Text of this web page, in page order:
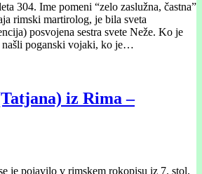
304. Ime pomeni “zelo zaslužna, častna”
rimski martirolog, je bila sveta
posvojena sestra svete Neže. Ko je
našli poganski vojaki, ko je…
iz Rima –
je pojavilo v rimskem rokopisu iz 7. stol.